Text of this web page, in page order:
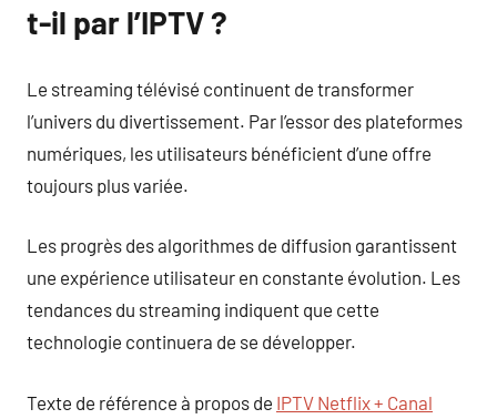
t-il par l’IPTV ?
Le streaming télévisé continuent de transformer
l’univers du divertissement. Par l’essor des plateformes
numériques, les utilisateurs bénéficient d’une offre
toujours plus variée.
Les progrès des algorithmes de diffusion garantissent
une expérience utilisateur en constante évolution. Les
tendances du streaming indiquent que cette
technologie continuera de se développer.
Texte de référence à propos de IPTV Netflix + Canal